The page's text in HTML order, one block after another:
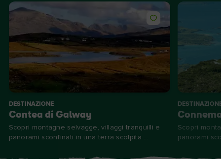
DESTINAZIONE
Contea di Galway
Scopri montagne selvagge, villaggi tranquilli e
panorami sconfinati in una terra scolpita ...
Scopri
panorami